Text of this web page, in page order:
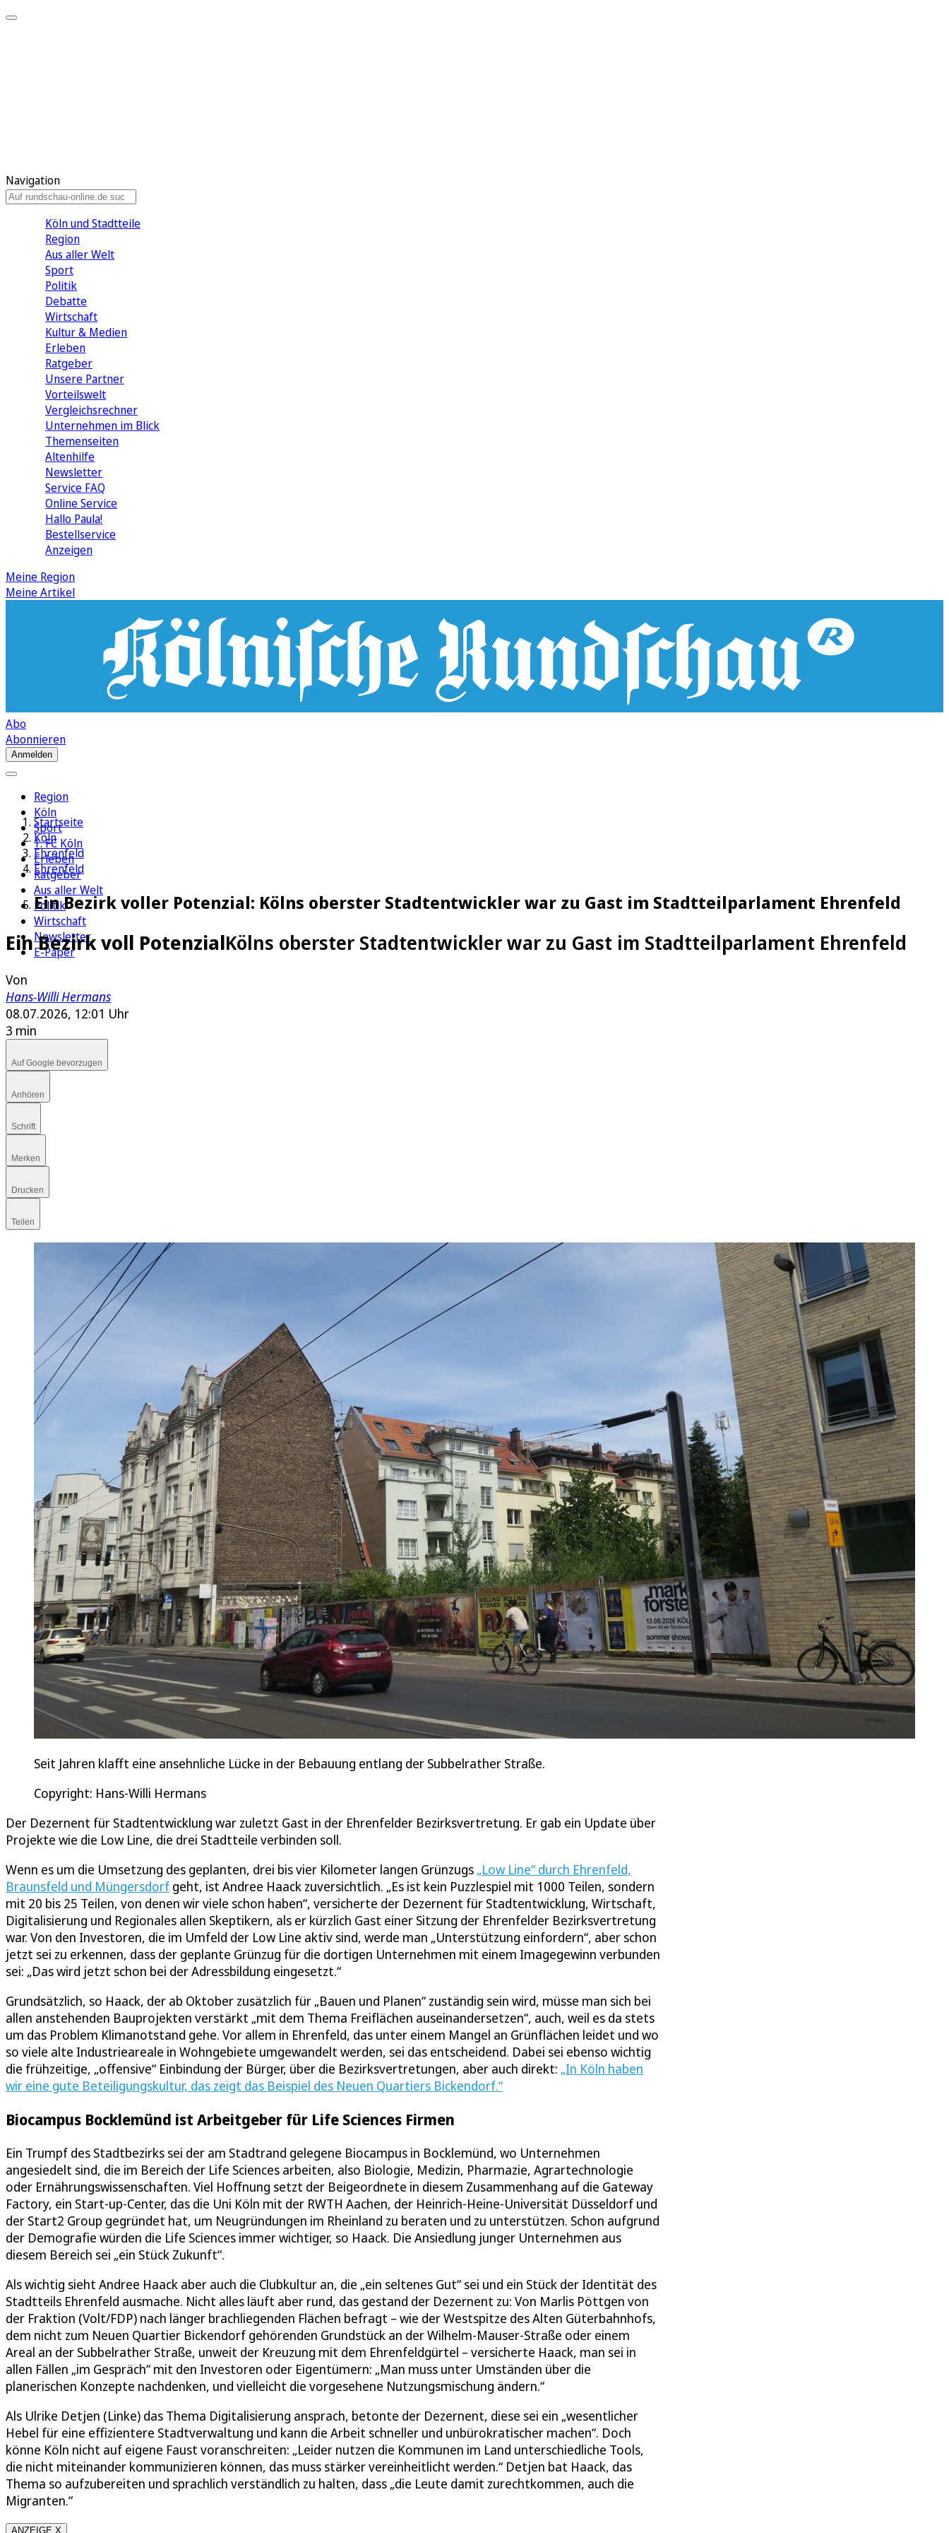
Navigation
Köln und Stadtteile
Region
Aus aller Welt
Sport
Politik
Debatte
Wirtschaft
Kultur & Medien
Erleben
Ratgeber
Unsere Partner
Vorteilswelt
Vergleichsrechner
Unternehmen im Blick
Themenseiten
Altenhilfe
Newsletter
Service FAQ
Online Service
Hallo Paula!
Bestellservice
Anzeigen
Meine Region
Meine Artikel
Abo
Abonnieren
Anmelden
Region
Köln
Sport
1. FC Köln
Erleben
Ratgeber
Aus aller Welt
Politik
Wirtschaft
Newsletter
E-Paper
Startseite
Köln
Ehrenfeld
Ehrenfeld
Ein Bezirk voller Potenzial: Kölns oberster Stadtentwickler war zu Gast im Stadtteilparlament Ehrenfeld
Ein Bezirk voll PotenzialKölns oberster Stadtentwickler war zu Gast im Stadtteilparlament Ehrenfeld
Von
Hans-Willi Hermans
08.07.2026, 12:01 Uhr
3 min
Auf Google bevorzugen
Anhören
Schrift
Merken
Drucken
Teilen
Seit Jahren klafft eine ansehnliche Lücke in der Bebauung entlang der Subbelrather Straße.
Copyright: Hans-Willi Hermans
Der Dezernent für Stadtentwicklung war zuletzt Gast in der Ehrenfelder Bezirksvertretung. Er gab ein Update über
Projekte wie die Low Line, die drei Stadtteile verbinden soll.
Wenn es um die Umsetzung des geplanten, drei bis vier Kilometer langen Grünzugs „Low Line“ durch Ehrenfeld,
Braunsfeld und Müngersdorf geht, ist Andree Haack zuversichtlich. „Es ist kein Puzzlespiel mit 1000 Teilen, sondern
mit 20 bis 25 Teilen, von denen wir viele schon haben“, versicherte der Dezernent für Stadtentwicklung, Wirtschaft,
Digitalisierung und Regionales allen Skeptikern, als er kürzlich Gast einer Sitzung der Ehrenfelder Bezirksvertretung
war. Von den Investoren, die im Umfeld der Low Line aktiv sind, werde man „Unterstützung einfordern“, aber schon
jetzt sei zu erkennen, dass der geplante Grünzug für die dortigen Unternehmen mit einem Imagegewinn verbunden
sei: „Das wird jetzt schon bei der Adressbildung eingesetzt.“
Grundsätzlich, so Haack, der ab Oktober zusätzlich für „Bauen und Planen“ zuständig sein wird, müsse man sich bei
allen anstehenden Bauprojekten verstärkt „mit dem Thema Freiflächen auseinandersetzen“, auch, weil es da stets
um das Problem Klimanotstand gehe. Vor allem in Ehrenfeld, das unter einem Mangel an Grünflächen leidet und wo
so viele alte Industrieareale in Wohngebiete umgewandelt werden, sei das entscheidend. Dabei sei ebenso wichtig
die frühzeitige, „offensive“ Einbindung der Bürger, über die Bezirksvertretungen, aber auch direkt: „In Köln haben
wir eine gute Beteiligungskultur, das zeigt das Beispiel des Neuen Quartiers Bickendorf.“
Biocampus Bocklemünd ist Arbeitgeber für Life Sciences Firmen
Ein Trumpf des Stadtbezirks sei der am Stadtrand gelegene Biocampus in Bocklemünd, wo Unternehmen
angesiedelt sind, die im Bereich der Life Sciences arbeiten, also Biologie, Medizin, Pharmazie, Agrartechnologie
oder Ernährungswissenschaften. Viel Hoffnung setzt der Beigeordnete in diesem Zusammenhang auf die Gateway
Factory, ein Start-up-Center, das die Uni Köln mit der RWTH Aachen, der Heinrich-Heine-Universität Düsseldorf und
der Start2 Group gegründet hat, um Neugründungen im Rheinland zu beraten und zu unterstützen. Schon aufgrund
der Demografie würden die Life Sciences immer wichtiger, so Haack. Die Ansiedlung junger Unternehmen aus
diesem Bereich sei „ein Stück Zukunft“.
Als wichtig sieht Andree Haack aber auch die Clubkultur an, die „ein seltenes Gut“ sei und ein Stück der Identität des
Stadtteils Ehrenfeld ausmache. Nicht alles läuft aber rund, das gestand der Dezernent zu: Von Marlis Pöttgen von
der Fraktion (Volt/FDP) nach länger brachliegenden Flächen befragt – wie der Westspitze des Alten Güterbahnhofs,
dem nicht zum Neuen Quartier Bickendorf gehörenden Grundstück an der Wilhelm-Mauser-Straße oder einem
Areal an der Subbelrather Straße, unweit der Kreuzung mit dem Ehrenfeldgürtel – versicherte Haack, man sei in
allen Fällen „im Gespräch“ mit den Investoren oder Eigentümern: „Man muss unter Umständen über die
planerischen Konzepte nachdenken, und vielleicht die vorgesehene Nutzungsmischung ändern.“
Als Ulrike Detjen (Linke) das Thema Digitalisierung ansprach, betonte der Dezernent, diese sei ein „wesentlicher
Hebel für eine effizientere Stadtverwaltung und kann die Arbeit schneller und unbürokratischer machen“. Doch
könne Köln nicht auf eigene Faust voranschreiten: „Leider nutzen die Kommunen im Land unterschiedliche Tools,
die nicht miteinander kommunizieren können, das muss stärker vereinheitlicht werden.“ Detjen bat Haack, das
Thema so aufzubereiten und sprachlich verständlich zu halten, dass „die Leute damit zurechtkommen, auch die
Migranten.“
ANZEIGE X